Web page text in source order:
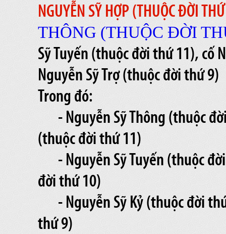
NGUYỄN SỸ HỢP (THUỘC ĐỜI
THÔNG (THUỘC ĐỜI
Sỹ Tuyến (thuộc đời thứ 11), cố
Nguyễn Sỹ Trợ (thuộc đời thứ 9)
Trong đó:
- Nguyễn Sỹ Thông (thuộc
(thuộc đời thứ 11)
- Nguyễn Sỹ Tuyến (thuộc
đời thứ 10)
- Nguyễn Sỹ Kỷ (thuộc đời
thứ 9)